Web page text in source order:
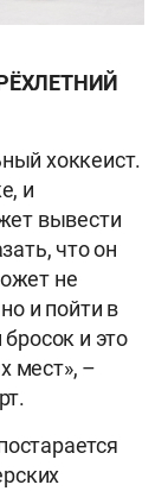
хоккеист.
и
вывести
что он
не
и пойти в
и это
мест», –